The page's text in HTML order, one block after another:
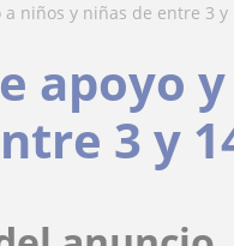
a niños y niñas de entre 3 y
apoyo
3 y